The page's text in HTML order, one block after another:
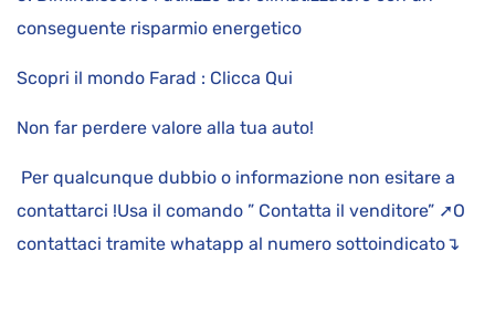
conseguente risparmio energetico
Scopri il mondo Farad : Clicca Qui
Non far perdere valore alla tua auto!
Per qualcunque dubbio o informazione non esitare a
contattarci !Usa il comando ” Contatta il venditore” ➚O
contattaci tramite whatapp al numero sottoindicato↴